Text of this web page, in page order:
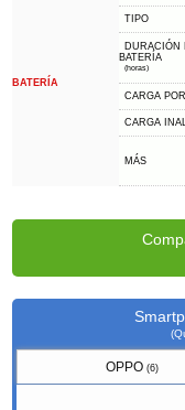
BATERÍA
TIPO
DURACIÓN
BATERÍA
(horas)
CARGA
CARGA
MÁS
OPPO(6)